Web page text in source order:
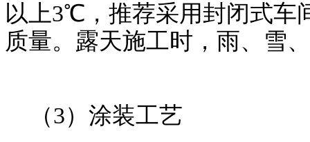
以上3℃，推荐采用封闭式车
质量。露天施工时，雨、雪
（3）涂装工艺